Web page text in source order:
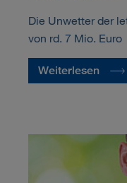
Die Unwetter der
von rd. 7 Mio. Euro
Weiterlesen